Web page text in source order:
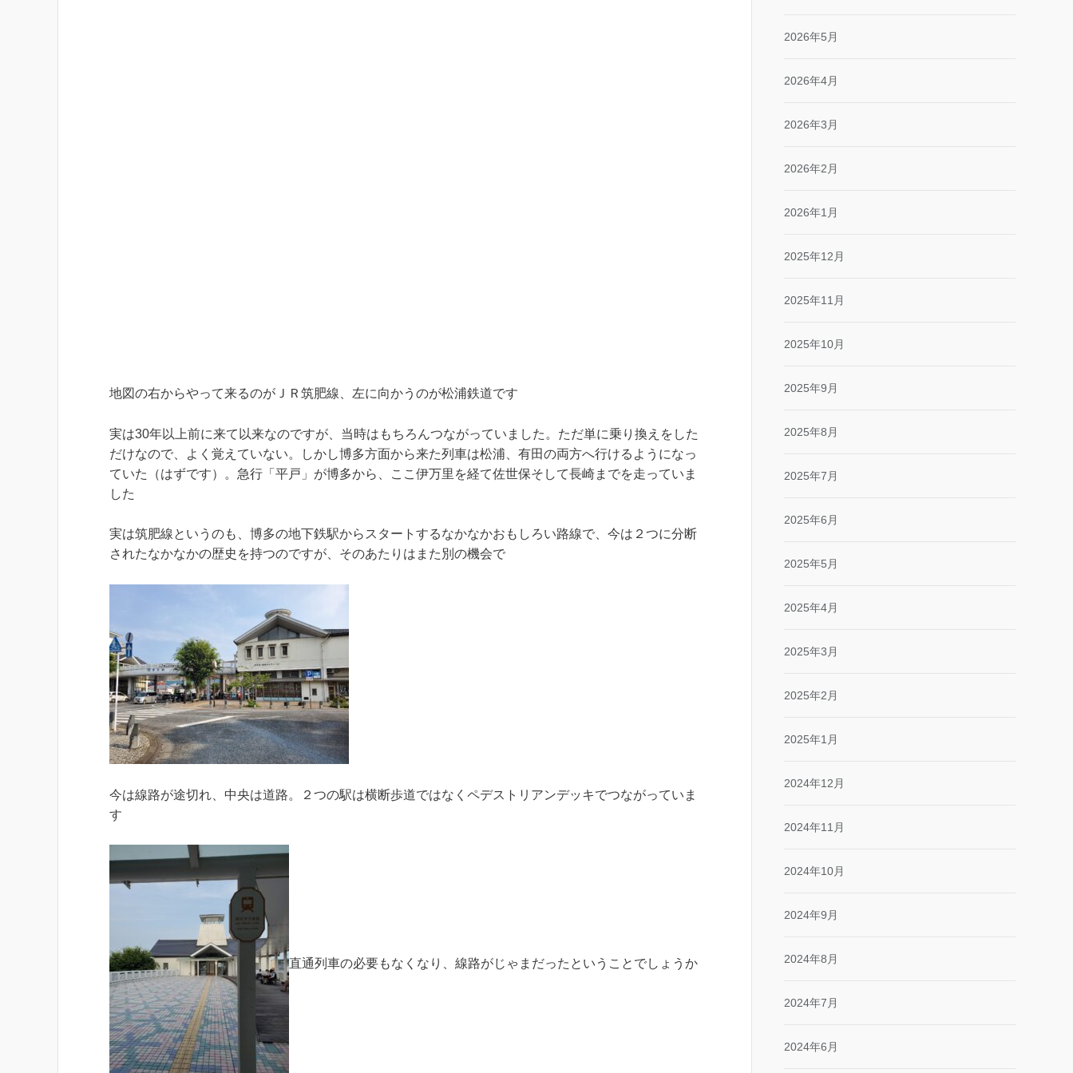
地図の右からやって来るのがＪＲ筑肥線、左に向かうのが松浦鉄道です
実は30年以上前に来て以来なのですが、当時はもちろんつながっていました。ただ単に乗り換えをした
だけなので、よく覚えていない。しかし博多方面から来た列車は松浦、有田の両方へ行けるようになっ
ていた（はずです）。急行「平戸」が博多から、ここ伊万里を経て佐世保そして長崎までを走っていま
した
実は筑肥線というのも、博多の地下鉄駅からスタートするなかなかおもしろい路線で、今は２つに分断
されたなかなかの歴史を持つのですが、そのあたりはまた別の機会で
今は線路が途切れ、中央は道路。２つの駅は横断歩道ではなくペデストリアンデッキでつながっていま
す
直通列車の必要もなくなり、線路がじゃまだったということでしょうか
2026年5月
2026年4月
2026年3月
2026年2月
2026年1月
2025年12月
2025年11月
2025年10月
2025年9月
2025年8月
2025年7月
2025年6月
2025年5月
2025年4月
2025年3月
2025年2月
2025年1月
2024年12月
2024年11月
2024年10月
2024年9月
2024年8月
2024年7月
2024年6月